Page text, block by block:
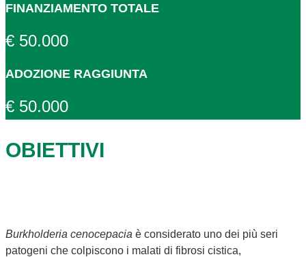
FINANZIAMENTO TOTALE
€ 50.000
ADOZIONE RAGGIUNTA
€ 50.000
OBIETTIVI
Burkholderia cenocepacia è considerato uno dei più seri
patogeni che colpiscono i malati di fibrosi cistica,